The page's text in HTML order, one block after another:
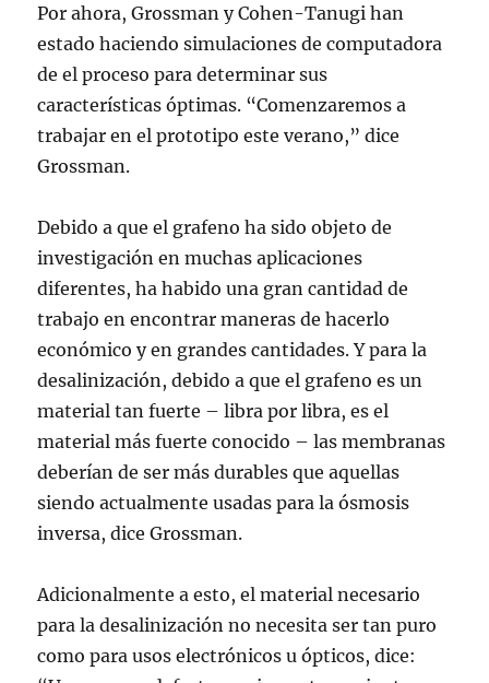
Por ahora, Grossman y Cohen-Tanugi han
estado haciendo simulaciones de computadora
de el proceso para determinar sus
características óptimas. “Comenzaremos a
trabajar en el prototipo este verano,” dice
Grossman.
Debido a que el grafeno ha sido objeto de
investigación en muchas aplicaciones
diferentes, ha habido una gran cantidad de
trabajo en encontrar maneras de hacerlo
económico y en grandes cantidades. Y para la
desalinización, debido a que el grafeno es un
material tan fuerte – libra por libra, es el
material más fuerte conocido – las membranas
deberían de ser más durables que aquellas
siendo actualmente usadas para la ósmosis
inversa, dice Grossman.
Adicionalmente a esto, el material necesario
para la desalinización no necesita ser tan puro
como para usos electrónicos u ópticos, dice: